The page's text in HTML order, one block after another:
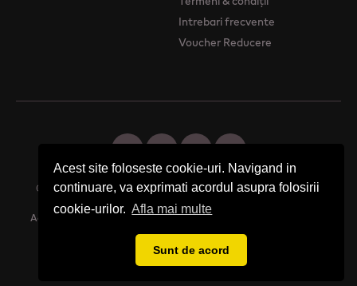
Acest site foloseste cookie-uri. Navigand in
continuare, va exprimati acordul asupra folosirii
cookie-urilor. Afla mai multe
Sunt de acord
Intrebari frecvente
Voucher Reducere
© 2026 Femme Boutique - Descopera. Cumpara. Exprima-ti stilul.
Acest site foloseste cookie-uri. Navigand in continuare, va exprimati
acordul asupra folosirii cookie-urilor.Afla mai multe